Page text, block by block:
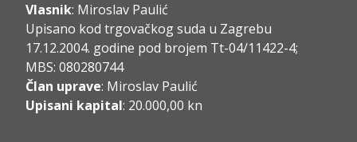
Vlasnik: Miroslav Paulić
Upisano kod trgovačkog suda u Zagrebu
17.12.2004. godine pod brojem Tt-04/11422-4;
MBS: 080280744
Član uprave: Miroslav Paulić
Upisani kapital: 20.000,00 kn